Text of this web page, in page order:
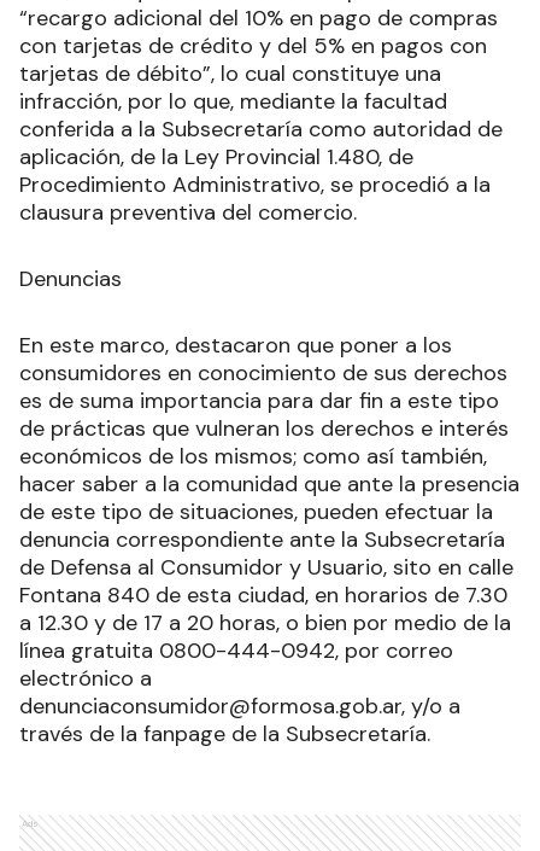
“recargo adicional del 10% en pago de compras
con tarjetas de crédito y del 5% en pagos con
tarjetas de débito”, lo cual constituye una
infracción, por lo que, mediante la facultad
conferida a la Subsecretaría como autoridad de
aplicación, de la Ley Provincial 1.480, de
Procedimiento Administrativo, se procedió a la
clausura preventiva del comercio.
Denuncias
En este marco, destacaron que poner a los
consumidores en conocimiento de sus derechos
es de suma importancia para dar fin a este tipo
de prácticas que vulneran los derechos e interés
económicos de los mismos; como así también,
hacer saber a la comunidad que ante la presencia
de este tipo de situaciones, pueden efectuar la
denuncia correspondiente ante la Subsecretaría
de Defensa al Consumidor y Usuario, sito en calle
Fontana 840 de esta ciudad, en horarios de 7.30
a 12.30 y de 17 a 20 horas, o bien por medio de la
línea gratuita 0800-444-0942, por correo
electrónico a
denunciaconsumidor@formosa.gob.ar, y/o a
través de la fanpage de la Subsecretaría.
Ads